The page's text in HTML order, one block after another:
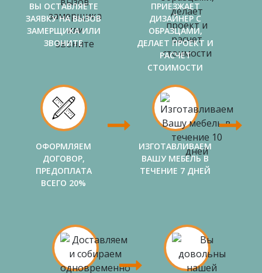
ВЫ ОСТАВЛЯЕТЕ
ЗАЯВКУ НА ВЫЗОВ
ЗАМЕРЩИКА ИЛИ
ЗВОНИТЕ
ПРИЕЗЖАЕТ
ДИЗАЙНЕР С
ОБРАЗЦАМИ,
ДЕЛАЕТ ПРОЕКТ И
РАСЧЕТ
СТОИМОСТИ
ОФОРМЛЯЕМ
ДОГОВОР,
ПРЕДОПЛАТА
ВСЕГО 20%
ИЗГОТАВЛИВАЕМ
ВАШУ МЕБЕЛЬ В
ТЕЧЕНИЕ 7 ДНЕЙ